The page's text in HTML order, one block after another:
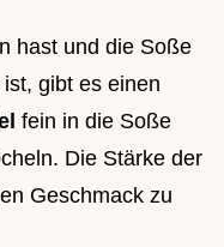
hast und die Soße
gibt es einen
fein in die Soße
Die Stärke der
Geschmack zu